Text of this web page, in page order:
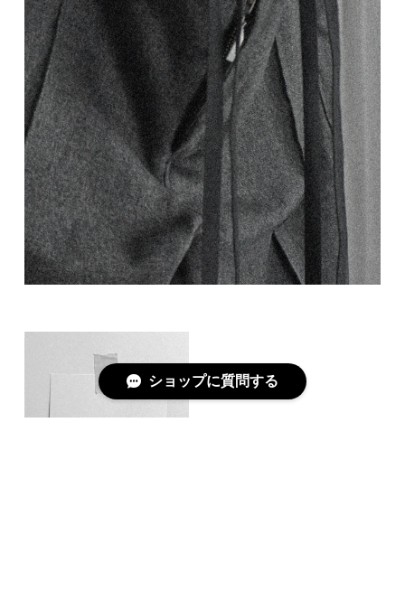
ショップに質問する